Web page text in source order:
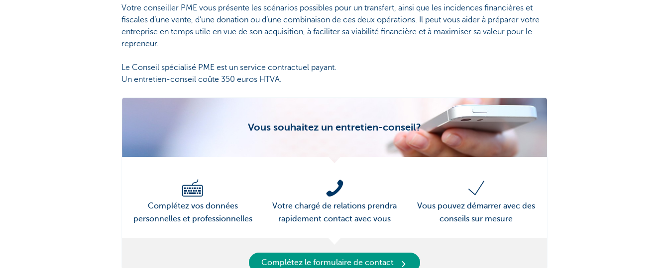
Votre conseiller PME vous présente les scénarios possibles pour un transfert, ainsi que les incidences financières et
fiscales d’une vente, d’une donation ou d’une combinaison de ces deux opérations. Il peut vous aider à préparer votre
entreprise en temps utile en vue de son acquisition, à faciliter sa viabilité financière et à maximiser sa valeur pour le
repreneur.
Le Conseil spécialisé PME est un service contractuel payant.
Un entretien-conseil coûte 350 euros HTVA.
Vous souhaitez un entretien-conseil?
Complétez vos données
personnelles et professionnelles
Votre chargé de relations prendra
rapidement contact avec vous
Vous pouvez démarrer avec des
conseils sur mesure
Complétez le formulaire de contact